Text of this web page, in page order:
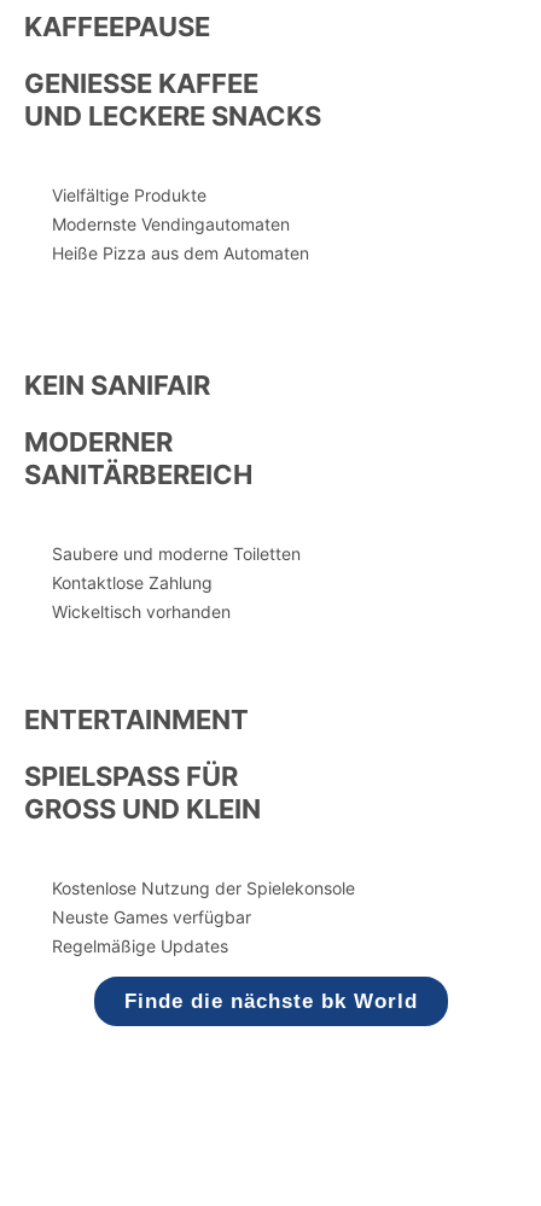
KAFFEEPAUSE
GENIESSE KAFFEE
UND LECKERE SNACKS
Vielfältige Produkte
Modernste Vendingautomaten
Heiße Pizza aus dem Automaten
KEIN SANIFAIR
MODERNER
SANITÄRBEREICH
Saubere und moderne Toiletten
Kontaktlose Zahlung
Wickeltisch vorhanden
ENTERTAINMENT
SPIELSPASS FÜR
GROSS UND KLEIN
Kostenlose Nutzung der Spielekonsole
Neuste Games verfügbar
Regelmäßige Updates
Finde die nächste bk World